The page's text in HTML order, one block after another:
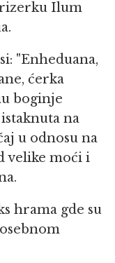
Ilum
"Enheduana,
ćerka
boginje
na
u odnosu na
velike moći i
hrama gde su